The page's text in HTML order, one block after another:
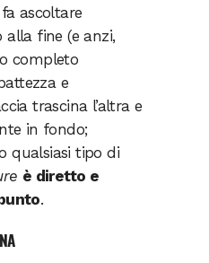
ascoltare
alla fine (e anzi,
completo
e
trascina l’altra e
in fondo;
qualsiasi tipo di
è diretto e
.